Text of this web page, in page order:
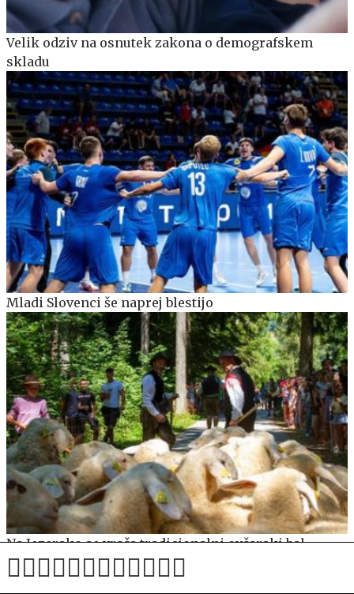
Velik odziv na osnutek zakona o demografskem
skladu
Mladi Slovenci še naprej blestijo
Na Jezersko se vrača tradicionalni ovčarski bal